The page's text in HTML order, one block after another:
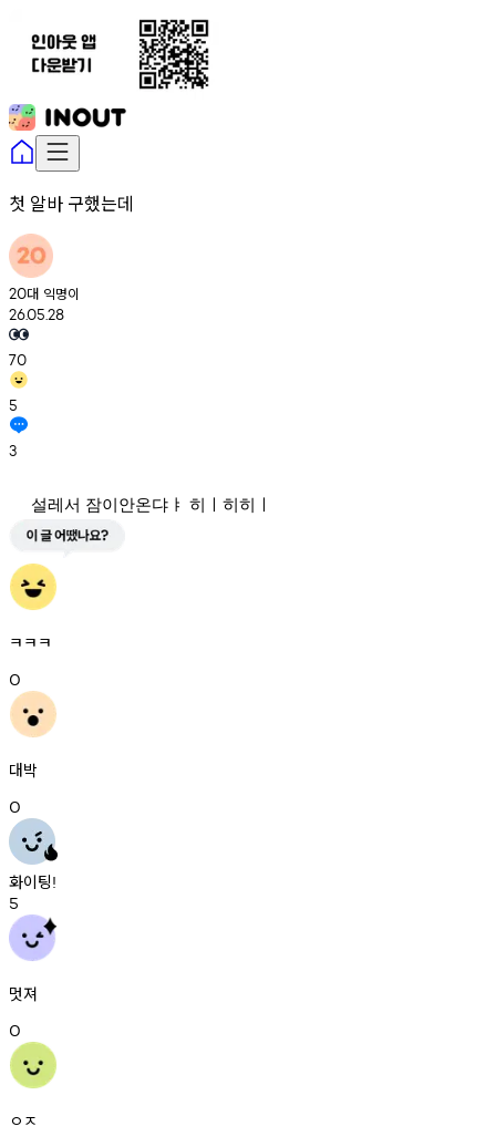
첫 알바 구했는데
20대 익명이
26.05.28
70
5
3
설레서 잠이안온댜ㅑ 히ㅣ히히ㅣ
ㅋㅋㅋ
0
대박
0
화이팅!
5
멋져
0
ㅇㅈ